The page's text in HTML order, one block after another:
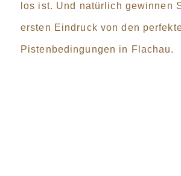
los ist. Und natürlich gewinnen
ersten Eindruck von den
Pistenbedingungen in Flachau.